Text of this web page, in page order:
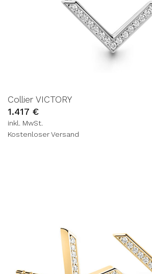
Collier VICTORY
1.417 €
inkl. MwSt.
Kostenloser Versand